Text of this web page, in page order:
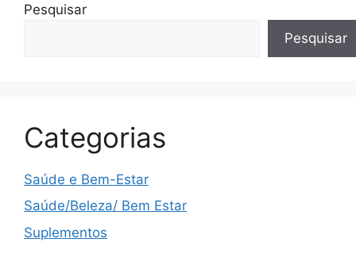
Pesquisar
Pesquisar
Categorias
Saúde e Bem-Estar
Saúde/Beleza/ Bem Estar
Suplementos